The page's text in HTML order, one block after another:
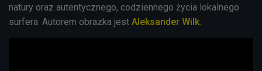
natury oraz autentycznego, codziennego życia lokalnego
surfera. Autorem obrazka jest Aleksander Wilk.